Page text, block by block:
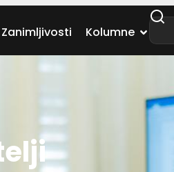
Zanimljivosti Kolumne